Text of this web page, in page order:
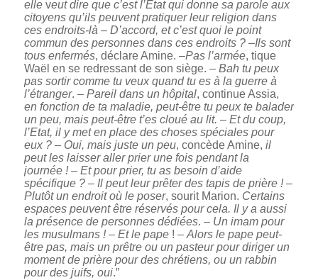
elleveut dire que c’est l’Etat qui donne sa parole aux
citoyens qu’ils peuvent pratiquer leur religion dans
ces endroits-là – D’accord, et c’est quoi le point
commun des personnes dans ces endroits ?–Ils sont
tous enfermés, déclare Amine. –Pas l’armée, tique
Waël en se redressant de son siège. – Bah tu peux
pas sortir comme tu veux quand tu es à la guerre à
l’étranger. – Pareil dans un hôpital, continue Assia,
en fonction de ta maladie, peut-être tu peux te balader
un peu, mais peut-être t’es cloué au lit. – Et du coup,
l’Etat, il y met en place des choses spéciales pour
eux ?– Oui, mais juste un peu, concède Amine, il
peut les laisser aller prier une fois pendant la
journée !– Et pour prier, tu as besoin d’aide
spécifique ?– Il peut leur prêter des tapis de prière !–
Plutôt un endroit où le poser, sourit Marion. Certains
espaces peuvent être réservés pour cela. Il y a aussi
la présence de personnes dédiées. – Un imam pour
les musulmans !– Et le pape! – Alors le pape peut-
être pas, mais un prêtre ou un pasteur pour diriger un
moment de prière pour des chrétiens, ou un rabbin
pour des juifs, oui.”